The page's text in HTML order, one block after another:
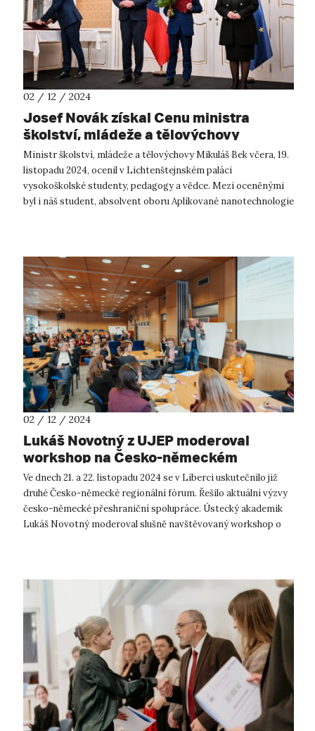
02 / 12 / 2024
Josef Novák získal Cenu ministra
školství, mládeže a tělovýchovy
Ministr školství, mládeže a tělovýchovy Mikuláš Bek včera, 19.
listopadu 2024, ocenil v Lichtenštejnském paláci
vysokoškolské studenty, pedagogy a vědce. Mezi oceněnými
byl i náš student, absolvent oboru Aplikované nanotechnologie
02 / 12 / 2024
Lukáš Novotný z UJEP moderoval
workshop na Česko-německém
regionálním fóru
Ve dnech 21. a 22. listopadu 2024 se v Liberci uskutečnilo již
druhé Česko-německé regionální fórum. Řešilo aktuální výzvy
česko-německé přeshraniční spolupráce. Ústecký akademik
Lukáš Novotný moderoval slušně navštěvovaný workshop o